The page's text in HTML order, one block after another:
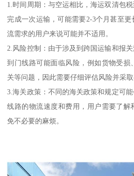
1.时间周期：与空运相比，海运双清包
完成一次运输，可能需要2-3个月甚至
流需求的用户来说可能并不适用。
2.风险控制：由于涉及到跨国运输和报
到门线路可能面临风险，例如货物受损
关等问题，因此需要仔细评估风险并采取
3.海关政策：不同的海关政策和规定可
线路的物流速度和费用，用户需要了解
免不必要的麻烦。